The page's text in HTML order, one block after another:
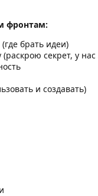
фронтам:
брать идеи)
секрет, у
и создавать)